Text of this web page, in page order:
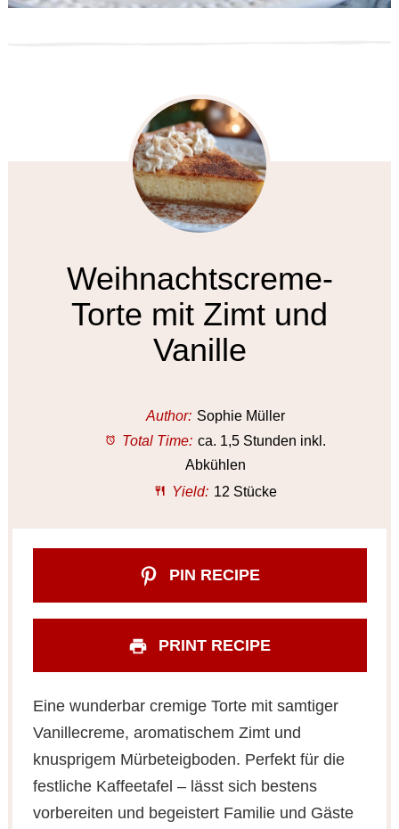
Weihnachtscreme-
Torte mit Zimt und
Vanille
Author: Sophie Müller
Total Time: ca. 1,5 Stunden inkl.
Abkühlen
Yield: 12 Stücke
PIN RECIPE
PRINT RECIPE
Eine wunderbar cremige Torte mit samtiger
Vanillecreme, aromatischem Zimt und
knusprigem Mürbeteigboden. Perfekt für die
festliche Kaffeetafel – lässt sich bestens
vorbereiten und begeistert Familie und Gäste